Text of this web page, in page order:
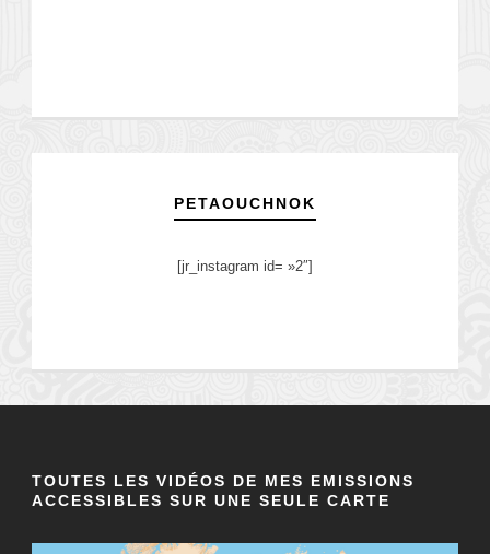
PETAOUCHNOK
[jr_instagram id= »2″]
TOUTES LES VIDÉOS DE MES EMISSIONS
ACCESSIBLES SUR UNE SEULE CARTE